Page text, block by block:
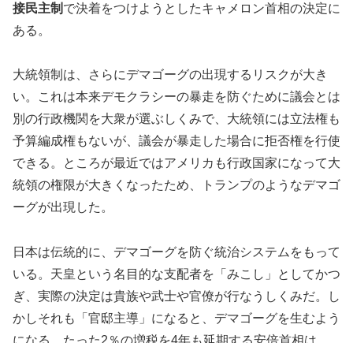
接民主制 で決着をつけようとしたキャメロン首相の決定に
ある。
大統領制は、さらにデマゴーグの出現するリスクが大き
い。これは本来デモクラシーの暴走を防ぐために議会とは
別の行政機関を大衆が選ぶしくみで、大統領には立法権も
予算編成権もないが、議会が暴走した場合に拒否権を行使
できる。ところが最近ではアメリカも行政国家になって大
統領の権限が大きくなったため、トランプのようなデマゴ
ーグが出現した。
日本は伝統的に、デマゴーグを防ぐ統治システムをもって
いる。天皇という名目的な支配者を「みこし」としてかつ
ぎ、実際の決定は貴族や武士や官僚が行なうしくみだ。し
かしそれも「官邸主導」になると、デマゴーグを生むよう